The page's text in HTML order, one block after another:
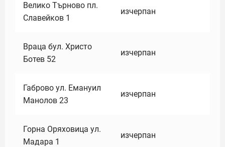
Велико Търново пл.
Славейков 1
изчерпан
Враца бул. Христо
Ботев 52
изчерпан
Габрово ул. Емануил
Манолов 23
изчерпан
Горна Оряховица ул.
Мадара 1
изчерпан